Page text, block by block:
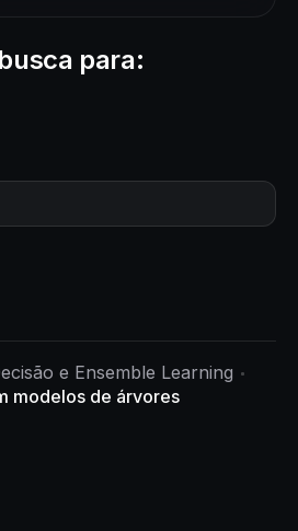
para:
e Ensemble Learning
modelos de árvores